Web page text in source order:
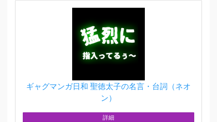
ギャグマンガ日和 聖徳太子の名言・台詞（ネオ
ン）
詳細